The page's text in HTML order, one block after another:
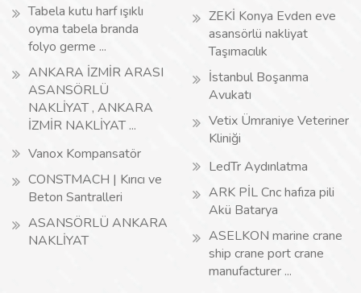
Tabela kutu harf ışıklı
oyma tabela branda
folyo germe ...
ANKARA İZMİR ARASI
ASANSÖRLÜ
NAKLİYAT , ANKARA
İZMİR NAKLİYAT ...
Vanox Kompansatör
CONSTMACH | Kırıcı ve
Beton Santralleri
ASANSÖRLÜ ANKARA
NAKLİYAT
ZEKİ Konya Evden eve
asansörlü nakliyat
Taşımacılık
İstanbul Boşanma
Avukatı
Vetix Ümraniye Veteriner
Kliniği
LedTr Aydınlatma
ARK PİL Cnc hafıza pili
Akü Batarya
ASELKON marine crane
ship crane port crane
manufacturer ...